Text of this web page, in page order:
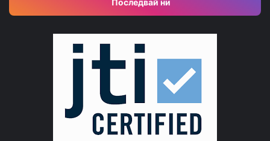
Последвай ни